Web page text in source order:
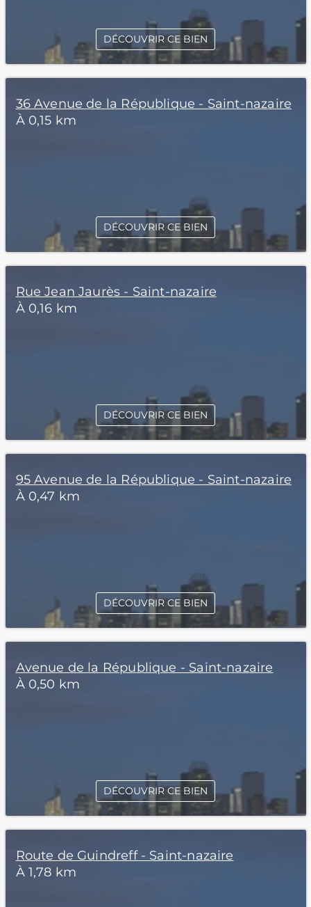
DÉCOUVRIR CE BIEN
36 Avenue de la République - Saint-nazaire
À 0,15 km
DÉCOUVRIR CE BIEN
Rue Jean Jaurès - Saint-nazaire
À 0,16 km
DÉCOUVRIR CE BIEN
95 Avenue de la République - Saint-nazaire
À 0,47 km
DÉCOUVRIR CE BIEN
Avenue de la République - Saint-nazaire
À 0,50 km
DÉCOUVRIR CE BIEN
Route de Guindreff - Saint-nazaire
À 1,78 km